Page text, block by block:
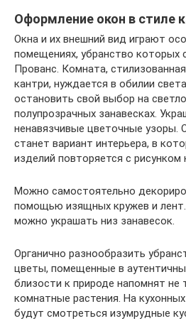
Оформление окон в стиле
Окна и их внешний вид играют
помещениях, убранство которых
Прованс. Комната,
кантри, нуждается в обилии
остановить свой выбор на
полупрозрачных занавесках.
ненавязчивые цветочные
станет вариант интерьера, в
изделий повторяется с рисунком
Можно самостоятельно
помощью изящных кружев и
можно украшать низ занавесок.
Органично разнообразить
цветы, помещенные в
близости к природе напомнят не
комнатные растения. На
будут смотреться изумрудные